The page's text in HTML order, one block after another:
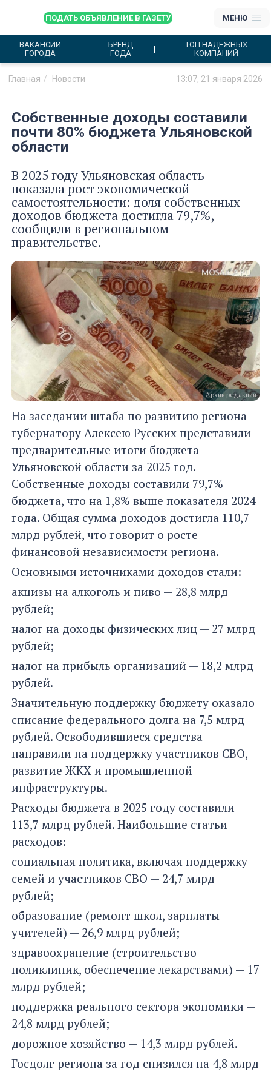
ПОДАТЬ ОБЪЯВЛЕНИЕ В ГАЗЕТУ МЕНЮ
ВАКАНСИИ
ГОРОДА
БРЕНД
ГОДА
ТОП НАДЕЖНЫХ
КОМПАНИЙ
Главная Новости 13:07, 21 января 2026
Собственные доходы составили
почти 80% бюджета Ульяновской
области
В 2025 году Ульяновская область
показала рост экономической
самостоятельности: доля собственных
доходов бюджета достигла 79,7%,
сообщили в региональном
правительстве.
Архив редакции
На заседании штаба по развитию региона
губернатору Алексею Русских представили
предварительные итоги бюджета
Ульяновской области за 2025 год.
Собственные доходы составили 79,7%
бюджета, что на 1,8% выше показателя 2024
года. Общая сумма доходов достигла 110,7
млрд рублей, что говорит о росте
финансовой независимости региона.
Основными источниками доходов стали:
акцизы на алкоголь и пиво — 28,8 млрд
рублей;
налог на доходы физических лиц — 27 млрд
рублей;
налог на прибыль организаций — 18,2 млрд
рублей.
Значительную поддержку бюджету оказало
списание федерального долга на 7,5 млрд
рублей. Освободившиеся средства
направили на поддержку участников СВО,
развитие ЖКХ и промышленной
инфраструктуры.
Расходы бюджета в 2025 году составили
113,7 млрд рублей. Наибольшие статьи
расходов:
социальная политика, включая поддержку
семей и участников СВО — 24,7 млрд
рублей;
образование (ремонт школ, зарплаты
учителей) — 26,9 млрд рублей;
здравоохранение (строительство
поликлиник, обеспечение лекарствами) — 17
млрд рублей;
поддержка реального сектора экономики —
24,8 млрд рублей;
дорожное хозяйство — 14,3 млрд рублей.
Госдолг региона за год снизился на 4,8 млрд